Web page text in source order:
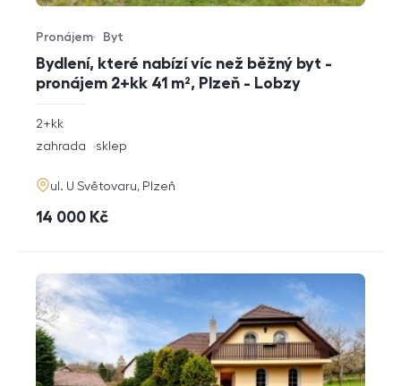
Bydlení, které nabízí víc než běžný byt -
pronájem 2+kk 41 m², Plzeň - Lobzy
Typ nabídky
Pronájem
Typ nemovitosti
Byt
rozměry
2+kk
funkce
zahrada sklep
adresa
ul. U Světovaru, Plzeň
cena
14 000 Kč